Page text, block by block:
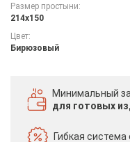
Размер простыни:
214х150
Цвет:
Бирюзовый
Минимальный
для готовых
Гибкая система